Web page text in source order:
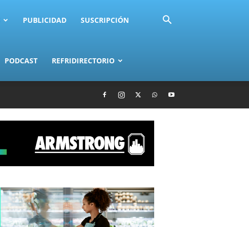
PUBLICIDAD SUSCRIPCIÓN
PODCAST REFRIDIRECTORIO